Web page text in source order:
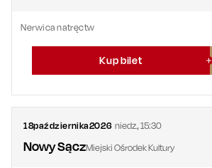
Nerwica natręctw
Kup bilet
18października2026 niedz.,15:30
Nowy SączMiejski Ośrodek Kultury